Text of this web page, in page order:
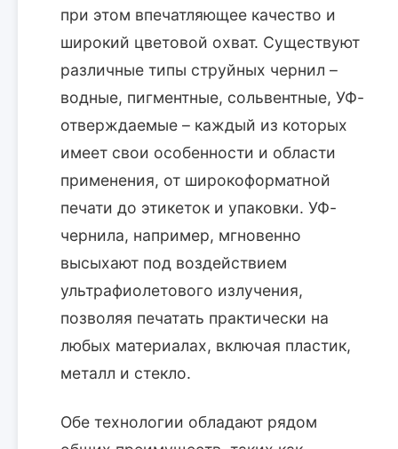
при этом впечатляющее качество и
широкий цветовой охват. Существуют
различные типы струйных чернил –
водные, пигментные, сольвентные, УФ-
отверждаемые – каждый из которых
имеет свои особенности и области
применения, от широкоформатной
печати до этикеток и упаковки. УФ-
чернила, например, мгновенно
высыхают под воздействием
ультрафиолетового излучения,
позволяя печатать практически на
любых материалах, включая пластик,
металл и стекло.
Обе технологии обладают рядом